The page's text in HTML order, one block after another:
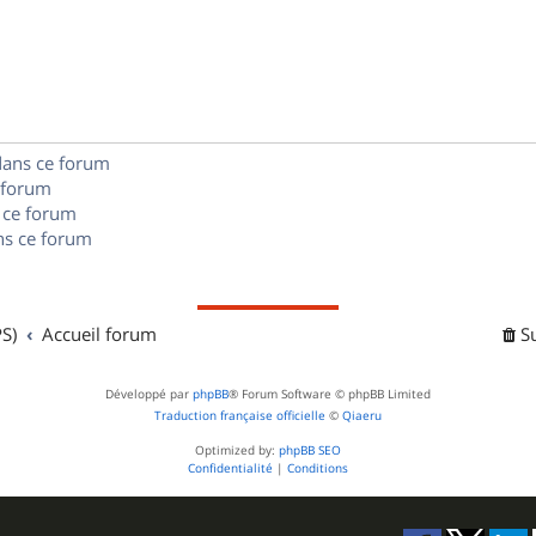
e
ce forum
forum
ce forum
Accueil forum
Développé par phpBB® Forum Software © phpBB Limited
Traduction française officielle © Qiaeru
Optimized by: phpBB SEO
Confidentialité | Conditions